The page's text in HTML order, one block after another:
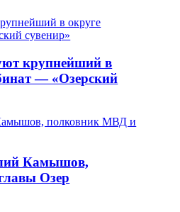
крупнейший в
— «Озерский
Камышов,
Озер